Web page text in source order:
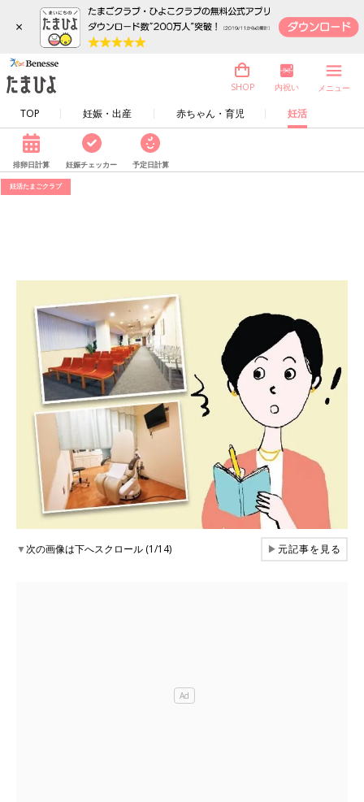
×
TOP 妊娠・出産 赤ちゃん・育児 妊活
SHOP 内祝い メニュー
排卵日計算 妊娠チェッカー 予定日計算
妊活たまごクラブ
▼次の画像は下へスクロール (1/14) ▶元記事を見る